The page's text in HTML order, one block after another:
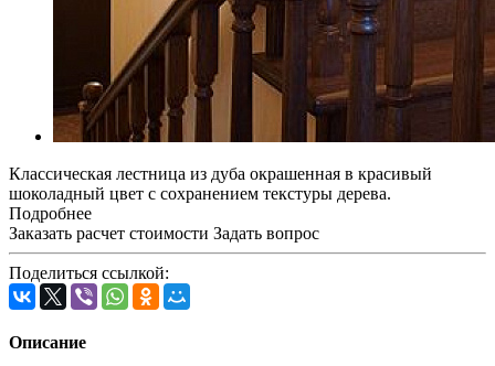
Классическая лестница из дуба окрашенная в красивый
шоколадный цвет с сохранением текстуры дерева.
Подробнее
Заказать расчет стоимости Задать вопрос
Поделиться ссылкой:
Описание